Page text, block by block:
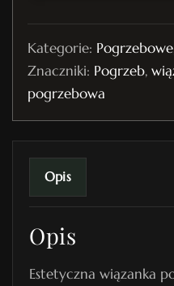
ć
W
i
ą
z
a
n
k
a
P
g
Kategorie: Pogrzebowe
Znaczniki: Pogrzeb,
pogrzebowa
Opis
Opis
Estetyczna wiązanka